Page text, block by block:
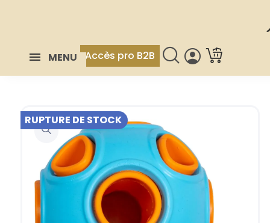
MENU Accès pro B2B
RUPTURE DE STOCK